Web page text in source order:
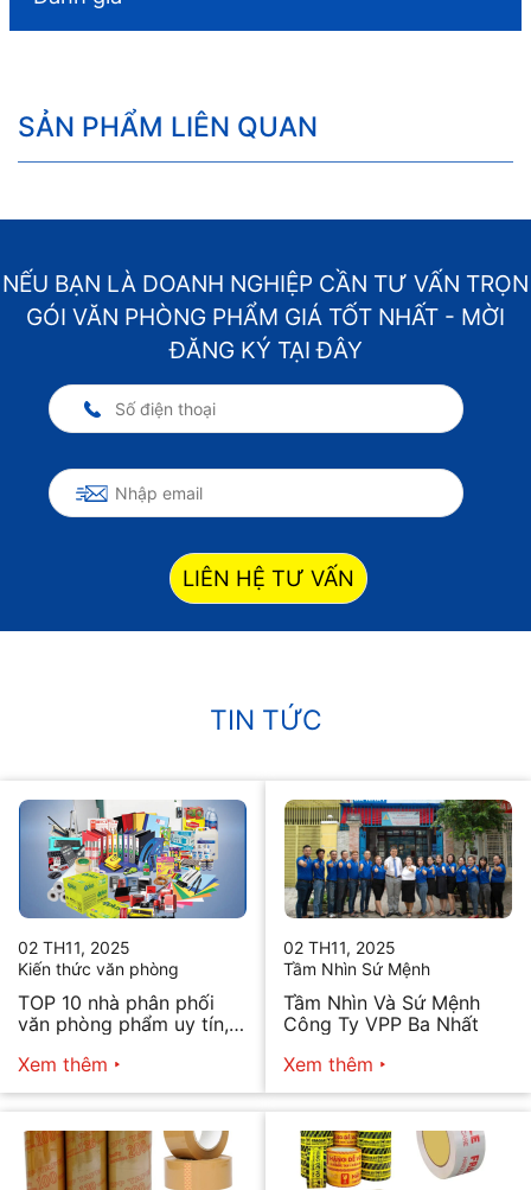
SẢN PHẨM LIÊN QUAN
NẾU BẠN LÀ DOANH NGHIỆP CẦN TƯ VẤN TRỌN
GÓI VĂN PHÒNG PHẨM GIÁ TỐT NHẤT - MỜI
ĐĂNG KÝ TẠI ĐÂY
LIÊN HỆ TƯ VẤN
TIN TỨC
02 TH11, 2025
Kiến thức văn phòng
TOP 10 nhà phân phối
văn phòng phẩm uy tín,
Xem thêm
02 TH11, 2025
Tầm Nhìn Sứ Mệnh
Tầm Nhìn Và Sứ Mệnh
Công Ty VPP Ba Nhất
Xem thêm